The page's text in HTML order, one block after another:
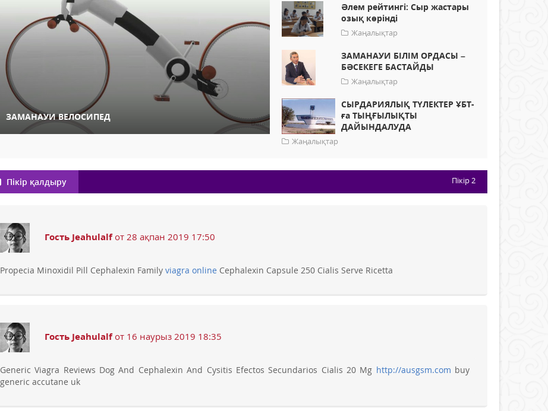
ЗАМАНАУИ ВЕЛОСИПЕД
Әлем рейтингі: Сыр жастары
озық көрінді
Жаңалықтар
ЗАМАНАУИ БІЛІМ ОРДАСЫ –
БӘСЕКЕГЕ БАСТАЙДЫ
Жаңалықтар
СЫРДАРИЯЛЫҚ ТҮЛЕКТЕР ҰБТ-
ға ТЫҢҒЫЛЫҚТЫ
ДАЙЫНДАЛУДА
Жаңалықтар
Пікір қалдыру Пікір2
Гость Jeahulalfот 28 ақпан 2019 17:50
Propecia Minoxidil Pill Cephalexin Family viagra online Cephalexin Capsule 250 Cialis Serve Ricetta
Гость Jeahulalfот 16 наурыз 2019 18:35
Generic Viagra Reviews Dog And Cephalexin And Cysitis Efectos Secundarios Cialis 20 Mg http://ausgsm.com buy
generic accutane uk